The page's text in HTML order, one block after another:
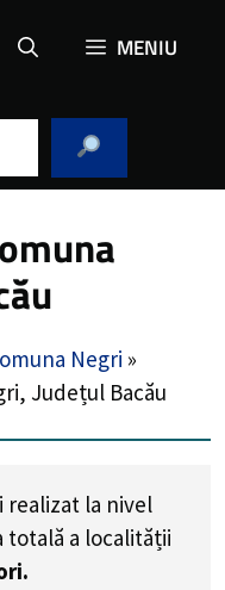
MENIU
Negri »
Județul Bacău
realizat la nivel
totală a localității